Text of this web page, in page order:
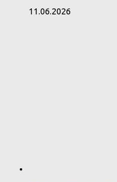
11.06.2026